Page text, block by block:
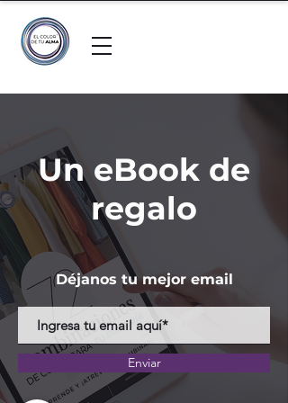
Un eBook de
regalo
Déjanos tu mejor email
Enviar